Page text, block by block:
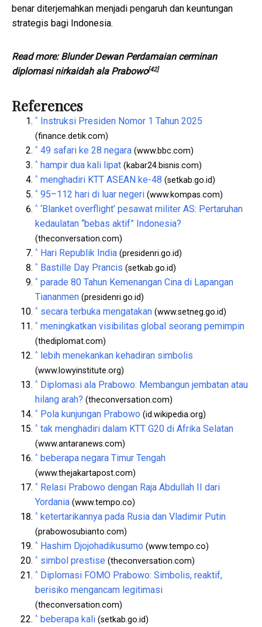
benar diterjemahkan menjadi pengaruh dan keuntungan
strategis bagi Indonesia.
Read more:Blunder Dewan Perdamaian cerminan
diplomasi nirkaidah ala Prabowo[42]
References
^ Instruksi Presiden Nomor 1 Tahun 2025
(finance.detik.com)
^ 49 safari ke 28 negara (www.bbc.com)
^ hampir dua kali lipat (kabar24.bisnis.com)
^ menghadiri KTT ASEAN ke-48 (setkab.go.id)
^ 95–112 hari di luar negeri (www.kompas.com)
^ ‘Blanket overflight’ pesawat militer AS: Pertaruhan
kedaulatan “bebas aktif” Indonesia?
(theconversation.com)
^ Hari Republik India (presidenri.go.id)
^ Bastille Day Prancis (setkab.go.id)
^ parade 80 Tahun Kemenangan Cina di Lapangan
Tiananmen (presidenri.go.id)
^ secara terbuka mengatakan (www.setneg.go.id)
^ meningkatkan visibilitas global seorang pemimpin
(thediplomat.com)
^ lebih menekankan kehadiran simbolis
(www.lowyinstitute.org)
^ Diplomasi ala Prabowo: Membangun jembatan atau
hilang arah? (theconversation.com)
^ Pola kunjungan Prabowo (id.wikipedia.org)
^ tak menghadiri dalam KTT G20 di Afrika Selatan
(www.antaranews.com)
^ beberapa negara Timur Tengah
(www.thejakartapost.com)
^ Relasi Prabowo dengan Raja Abdullah II dari
Yordania (www.tempo.co)
^ ketertarikannya pada Rusia dan Vladimir Putin
(prabowosubianto.com)
^ Hashim Djojohadikusumo (www.tempo.co)
^ simbol prestise (theconversation.com)
^ Diplomasi FOMO Prabowo: Simbolis, reaktif,
berisiko mengancam legitimasi
(theconversation.com)
^ beberapa kali (setkab.go.id)